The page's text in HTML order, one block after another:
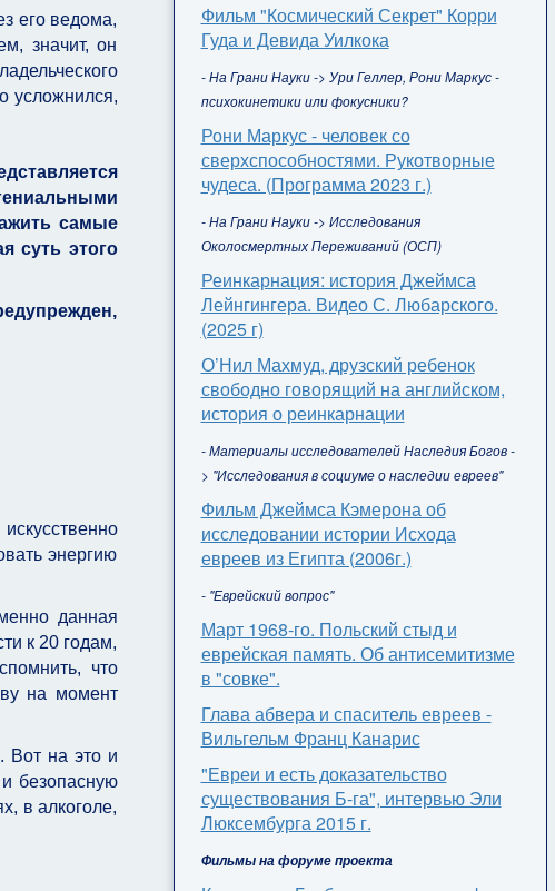
его ведома,
значит, он
усложнился,
самые
суть этого
энергию
данная
к 20 годам,
что
на момент
Вот на это и
безопасную
в алкоголе,
Фильм "Космический Секрет" Корри
Гуда и Девида Уилкока
- На Грани Науки -> Ури Геллер, Рони Маркус -
психокинетики или фокусники?
Рони Маркус - человек со
сверхспособностями. Рукотворные
чудеса. (Программа 2023 г.)
- На Грани Науки -> Исследования
Околосмертных Переживаний (ОСП)
Реинкарнация: история Джеймса
Лейнгингера. Видео С. Любарского.
(2025 г)
О’Нил Махмуд, друзский ребенок
свободно говорящий на английском,
история о реинкарнации
- Материалы исследователей Наследия Богов -
> "Исследования в социуме о наследии евреев"
Фильм Джеймса Кэмерона об
исследовании истории Исхода
евреев из Египта (2006г.)
- "Еврейский вопрос"
Март 1968-го. Польский стыд и
еврейская память. Об антисемитизме
в "совке".
Глава абвера и спаситель евреев -
Вильгельм Франц Канарис
"Евреи и есть доказательство
существования Б-га", интервью Эли
Люксембурга 2015 г.
Фильмы на форуме проекта